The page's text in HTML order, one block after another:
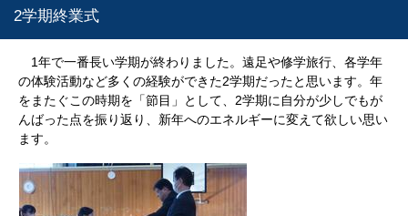
2学期終業式
1年で一番長い学期が終わりました。遠足や修学旅行、各学年
の体験活動など多くの経験ができた2学期だったと思います。年
をまたぐこの時期を「節目」として、2学期に自分が少しでもが
んばった点を振り返り、新年へのエネルギーに変えて欲しい思い
ます。